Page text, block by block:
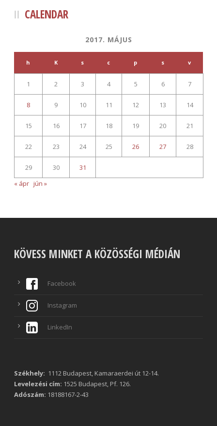
CALENDAR
2017. MÁJUS
h K s c p s v
1 2 3 4 5 6 7
8 9 10 11 12 13 14
15 16 17 18 19 20 21
22 23 24 25 26 27 28
29 30
31
« ápr jún »
KÖVESS MINKET A KÖZÖSSÉGI MÉDIÁN
Facebook
Instagram
LinkedIn
Székhely: 1112 Budapest, Kamaraerdei út 12-14.
Levelezési cím: 1525 Budapest, Pf. 126.
Adószám: 18188167-2-43